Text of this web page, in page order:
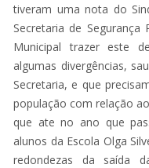
tiveram uma nota do
Secretaria de
Municipal trazer este
algumas divergências,
Secretaria, e que
população com relação
que ate no ano que
alunos da Escola Olga
redondezas da saída